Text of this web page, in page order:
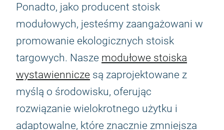
Ponadto, jako producent stoisk
modułowych, jesteśmy zaangażowani w
promowanie ekologicznych stoisk
targowych. Nasze modułowe stoiska
wystawiennicze są zaprojektowane z
myślą o środowisku, oferując
rozwiązanie wielokrotnego użytku i
adaptowalne, które znacznie zmniejsza